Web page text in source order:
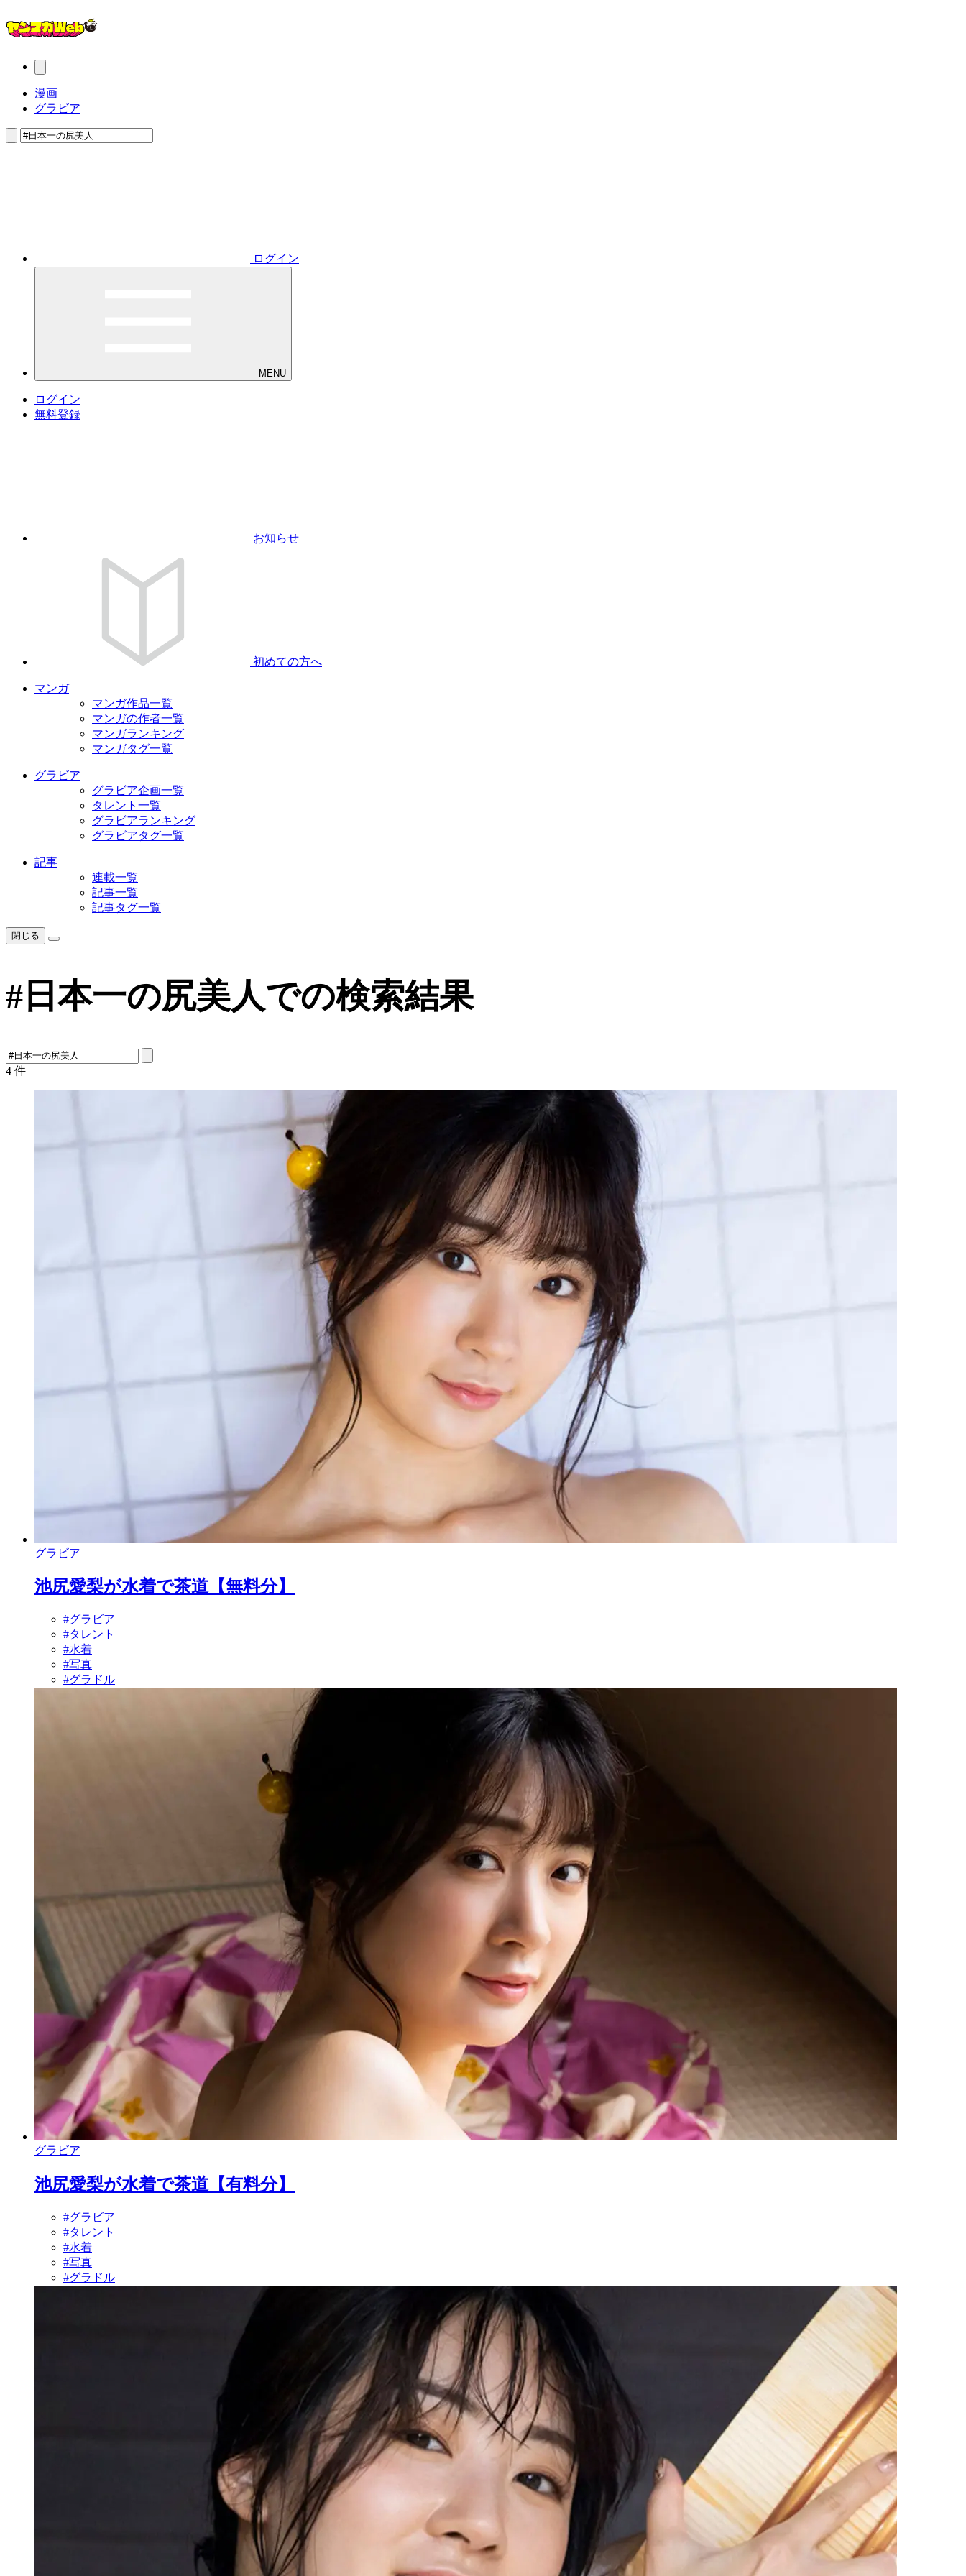
漫画
グラビア
ログイン
MENU
ログイン
無料登録
お知らせ
初めての方へ
マンガ
マンガ作品一覧
マンガの作者一覧
マンガランキング
マンガタグ一覧
グラビア
グラビア企画一覧
タレント一覧
グラビアランキング
グラビアタグ一覧
記事
連載一覧
記事一覧
記事タグ一覧
閉じる
#日本一の尻美人での検索結果
4 件
グラビア
池尻愛梨が水着で茶道【無料分】
#グラビア
#タレント
#水着
#写真
#グラドル
グラビア
池尻愛梨が水着で茶道【有料分】
#グラビア
#タレント
#水着
#写真
#グラドル